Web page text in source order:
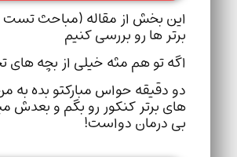
این بخش از مقاله (مباحث تست
برتر ها رو بررسی کنیم
اگه تو هم مثه خیلی از بچه
دو دقیقه حواس مبارکتو بده به
های برتر کنکور رو بگم و بعدش
بی درمان دواست!